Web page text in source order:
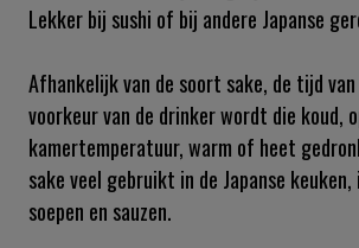
Lekker bij sushi of bij andere Japanse
Afhankelijk van de soort sake, de tijd
voorkeur van de drinker wordt die koud,
kamertemperatuur, warm of heet
sake veel gebruikt in de Japanse keuken,
soepen en sauzen.